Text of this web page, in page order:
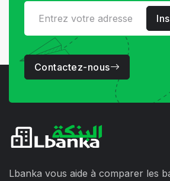
Contactez-nous
Lbanka vous aide à comparer les